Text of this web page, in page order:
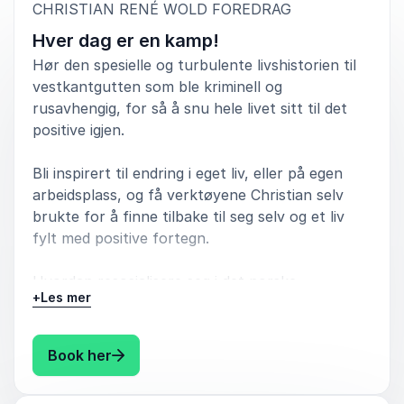
5av 5
Christian leverte etter de forventningen vi hadde,
han kan vi bruke igjen:)
Kjetil Hardal
Osloskolen
av 5
En svært engasjerende foredragsholder. Passer godt
både for ungdommer og voksne. Veldig bra
formidlingsevne og utrolig folkelig fyr. Vi var alle
CHRISTIAN RENÉ WOLD FOREDRAG
Hver dag er en kamp!
Hør den spesielle og turbulente livshistorien til
vestkantgutten som ble kriminell og
rusavhengig, for så å snu hele livet sitt til det
positive igjen.
Bli inspirert til endring i eget liv, eller på egen
arbeidsplass, og få verktøyene Christian selv
brukte for å finne tilbake til seg selv og et liv
fylt med positive fortegn.
Hvordan resosialisere seg i det norske
samfunnet? Og hvordan legge til rette for dette,
rusfritt liv?
+Les mer
Book her: Christian René Wold Hver dag er en